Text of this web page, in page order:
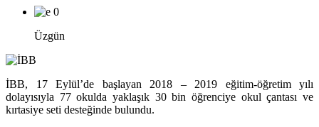
0
Üzgün
İBB, 17 Eylül’de başlayan 2018 – 2019 eğitim-öğretim yılı
dolayısıyla 77 okulda yaklaşık 30 bin öğrenciye okul çantası ve
kırtasiye seti desteğinde bulundu.